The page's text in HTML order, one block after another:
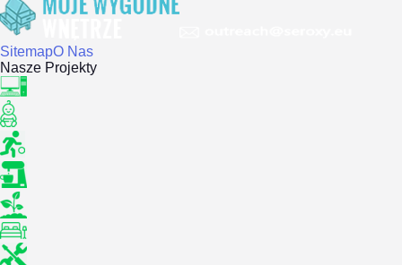
SitemapO Nas
Nasze Projekty